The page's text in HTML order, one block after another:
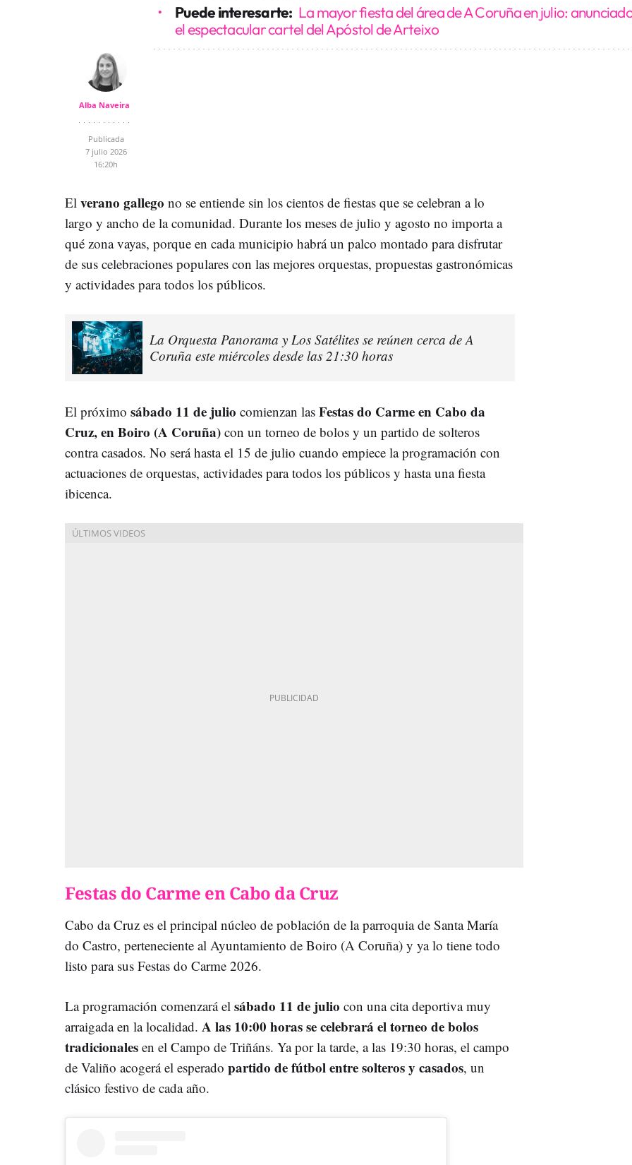
Puede interesarte: La mayor fiesta del área de A Coruña en julio:
el espectacular cartel del Apóstol de Arteixo
Alba Naveira
Publicada
7 julio 2026
16:20h
El verano gallego no se entiende sin los cientos de fiestas que se celebran a lo
largo y ancho de la comunidad. Durante los meses de julio y agosto no importa a
qué zona vayas, porque en cada municipio habrá un palco montado para disfrutar
de sus celebraciones populares con las mejores orquestas, propuestas gastronómicas
y actividades para todos los públicos.
La Orquesta Panorama y Los Satélites se reúnen cerca de A
Coruña este miércoles desde las 21:30 horas
El próximo sábado 11 de julio comienzan las Festas do Carme en Cabo da
Cruz, en Boiro (A Coruña) con un torneo de bolos y un partido de solteros
contra casados. No será hasta el 15 de julio cuando empiece la programación con
actuaciones de orquestas, actividades para todos los públicos y hasta una fiesta
ibicenca.
Festas do Carme en Cabo da Cruz
Cabo da Cruz es el principal núcleo de población de la parroquia de Santa María
do Castro, perteneciente al Ayuntamiento de Boiro (A Coruña) y ya lo tiene todo
listo para sus Festas do Carme 2026.
La programación comenzará el sábado 11 de julio con una cita deportiva muy
arraigada en la localidad. A las 10:00 horas se celebrará el torneo de bolos
tradicionales en el Campo de Triñáns. Ya por la tarde, a las 19:30 horas, el campo
de Valiño acogerá el esperado partido de fútbol entre solteros y casados, un
clásico festivo de cada año.